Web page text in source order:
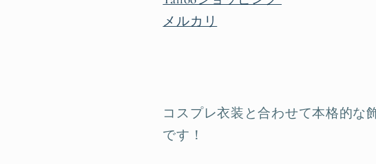
メルカリ
コスプレ衣装と合わせて本格的な
です！